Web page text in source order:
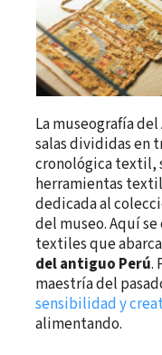
La museografía
salas divididas en
cronológica textil,
herramientas
dedicada al
del museo. Aquí se
textiles que
del antiguo Perú.
maestría del
sensibilidad y
alimentando.